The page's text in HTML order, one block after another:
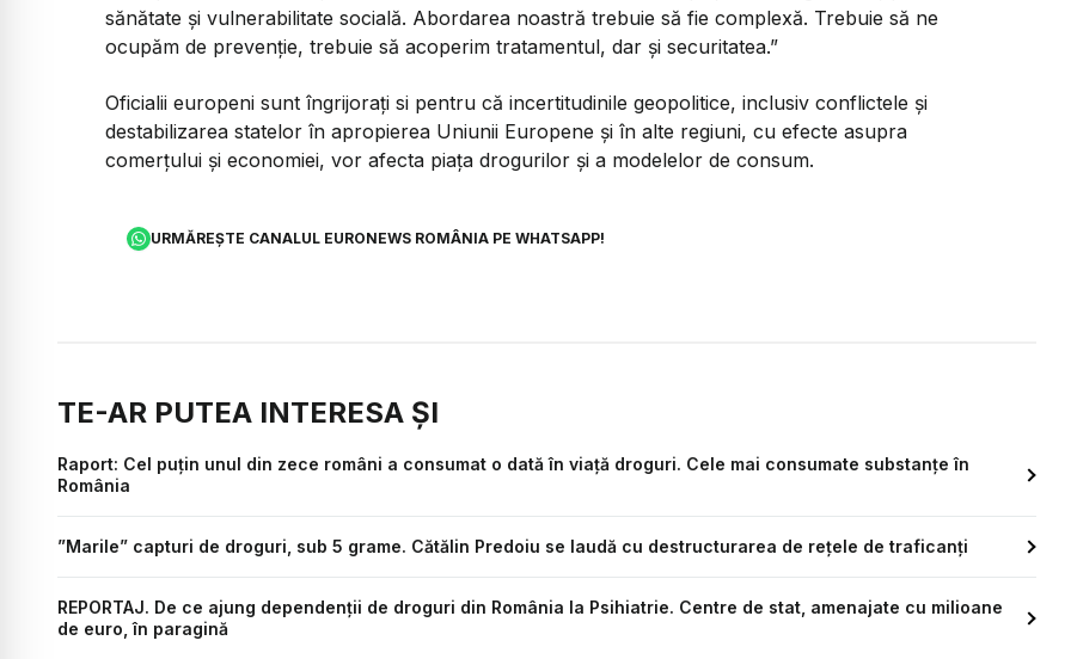
sănătate și vulnerabilitate socială. Abordarea noastră trebuie să fie complexă. Trebuie să ne
ocupăm de prevenție, trebuie să acoperim tratamentul, dar și securitatea.”
Oficialii europeni sunt îngrijorați si pentru că incertitudinile geopolitice, inclusiv conflictele și
destabilizarea statelor în apropierea Uniunii Europene și în alte regiuni, cu efecte asupra
comerțului și economiei, vor afecta piața drogurilor și a modelelor de consum.
URMĂREȘTE CANALUL EURONEWS ROMÂNIA PE WHATSAPP!
TE-AR PUTEA INTERESA ȘI
Raport: Cel puţin unul din zece români a consumat o dată în viaţă droguri. Cele mai consumate substanțe în
România
”Marile” capturi de droguri, sub 5 grame. Cătălin Predoiu se laudă cu destructurarea de rețele de traficanți
REPORTAJ. De ce ajung dependenții de droguri din România la Psihiatrie. Centre de stat, amenajate cu milioane
de euro, în paragină